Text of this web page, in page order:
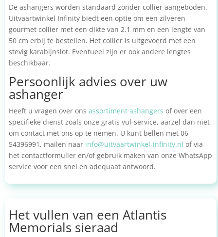
De ashangers worden standaard zonder collier aangeboden.
Uitvaartwinkel Infinity biedt een optie om een zilveren
gourmet collier met een dikte van 2.1 mm en een lengte van
50 cm erbij te bestellen. Het collier is uitgevoerd met een
stevig karabijnslot. Eventueel zijn er ook andere lengtes
beschikbaar.
Persoonlijk advies over uw
ashanger
Heeft u vragen over ons assortiment ashangers of over een
specifieke dienst zoals onze gratis vul-service, aarzel dan niet
om contact met ons op te nemen. U kunt bellen met 06-
54396991, mailen naar info@uitvaartwinkel-infinity.nl of via
het contactformulier en/of gebruik maken van onze WhatsApp
service voor een snel en adequaat antwoord.
Het vullen van een Atlantis
Memorials sieraad